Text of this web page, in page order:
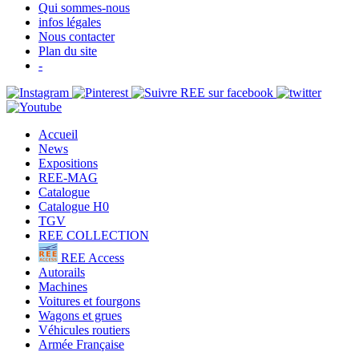
Qui sommes-nous
infos légales
Nous contacter
Plan du site
-
Accueil
News
Expositions
REE-MAG
Catalogue
Catalogue H0
TGV
REE COLLECTION
REE Access
Autorails
Machines
Voitures et fourgons
Wagons et grues
Véhicules routiers
Armée Française